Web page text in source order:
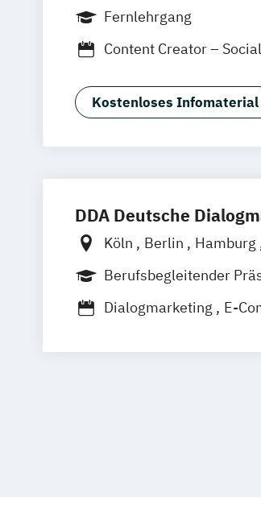
Fernlehrgang
Content Creator –
Geprüfte:r Fachwirt:in
Kostenloses Infomaterial
DDA Deutsche
Köln Berlin Hamburg
München
Berufsbegleitender
Dialogmarketing
E-